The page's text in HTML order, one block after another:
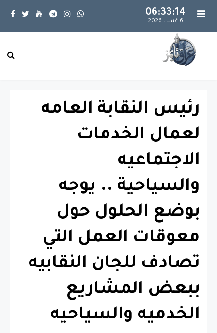
06:33:15
6 غشت 2026
رئيس النقابة العامه
لعمال الخدمات
الاجتماعيه
والسياحية .. يوجه
بوضع الحلول حول
معوقات العمل التي
تصادف للجان النقابيه
ببعض المشاريع
الخدميه والسياحيه